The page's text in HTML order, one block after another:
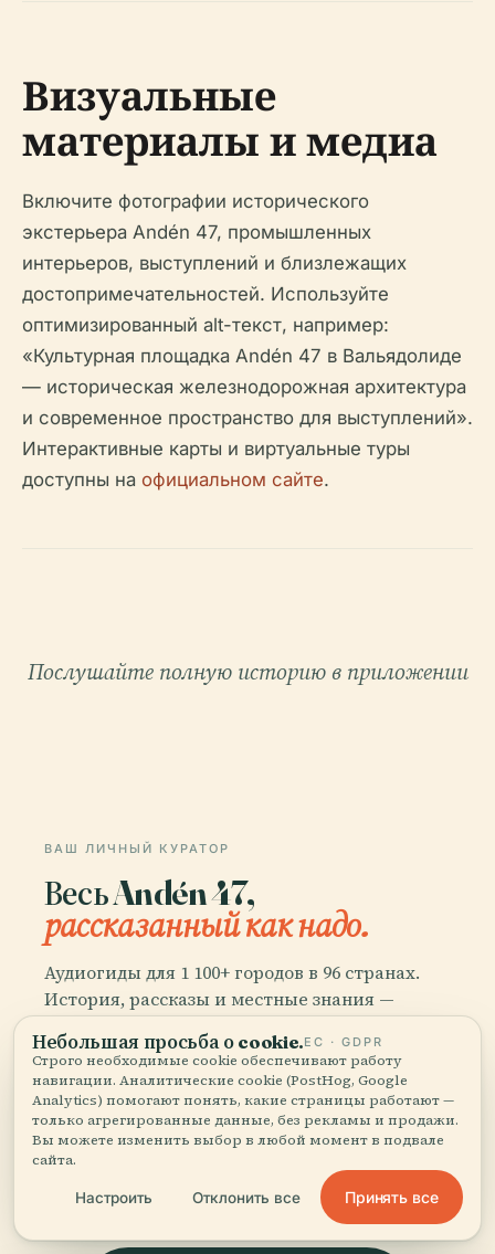
Визуальные
материалы и медиа
Включите фотографии исторического
экстерьера Andén 47, промышленных
интерьеров, выступлений и близлежащих
достопримечательностей. Используйте
оптимизированный alt-текст, например:
«Культурная площадка Andén 47 в Вальядолиде
— историческая железнодорожная архитектура
и современное пространство для выступлений».
Интерактивные карты и виртуальные туры
доступны на официальном сайте.
Послушайте полную историю в приложении
ВАШ ЛИЧНЫЙ КУРАТОР
Весь Andén 47,
рассказанный как надо.
Аудиогиды для 1 100+ городов в 96 странах.
История, рассказы и местные знания —
Скачать приложение
Небольшая просьба о cookie.ЕС · GDPR
Строго необходимые cookie обеспечивают работу
навигации. Аналитические cookie (PostHog, Google
Analytics) помогают понять, какие страницы работают —
только агрегированные данные, без рекламы и продажи.
Вы можете изменить выбор в любой момент в подвале
сайта.
Настроить Отклонить все Принять все